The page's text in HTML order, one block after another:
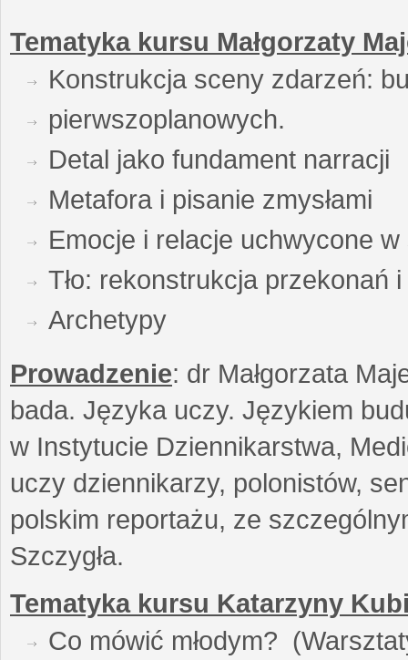
Tematyka kursu Małgorzaty
Konstrukcja sceny zdarzeń:
pierwszoplanowych.
Detal jako fundament narracji
Metafora i pisanie zmysłami
Emocje i relacje uchwycone
Tło: rekonstrukcja przekonań
Archetypy
Prowadzenie: dr Małgorzata
bada. Języka uczy. Językiem
w Instytucie Dziennikarstwa,
uczy dziennikarzy, polonistów,
polskim reportażu, ze
Szczygła.
Tematyka kursu Katarzyny
Co mówić młodym?